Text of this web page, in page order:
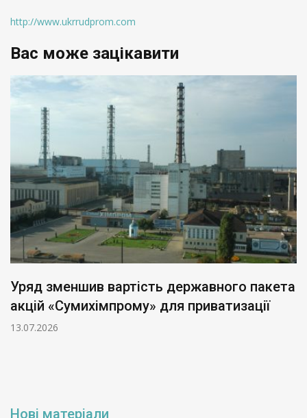
http://www.ukrrudprom.com
Вас може зацікавити
Уряд зменшив вартість державного пакета
акцій «Сумихімпрому» для приватизації
13.07.2026
Нові матеріали